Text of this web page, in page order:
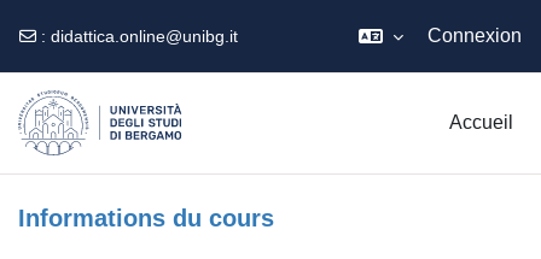
: didattica.online@unibg.it Connexion
Accueil
Informations du cours